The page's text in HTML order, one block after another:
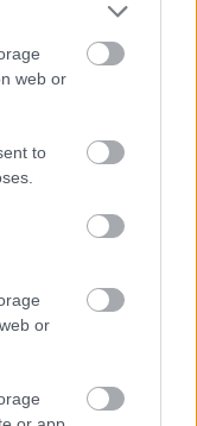
web or
to
or
δήλωσει το
και έχουν
τους
να εχουν